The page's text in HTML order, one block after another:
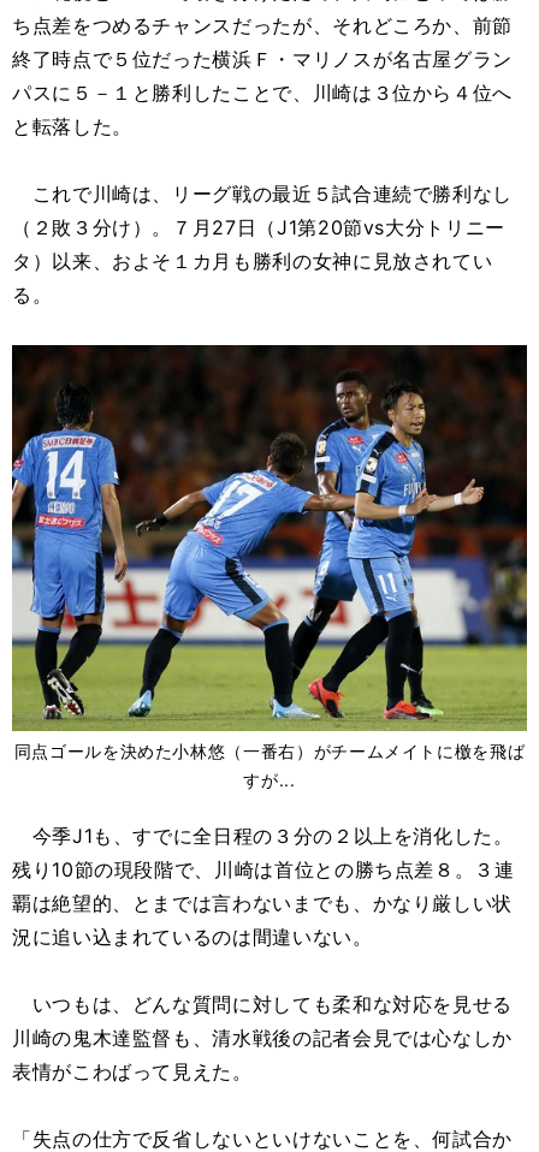
ち点差をつめるチャンスだったが、それどころか、前節
終了時点で５位だった横浜Ｆ・マリノスが名古屋グラン
パスに５－１と勝利したことで、川崎は３位から４位へ
と転落した。
これで川崎は、リーグ戦の最近５試合連続で勝利なし
（２敗３分け）。７月27日（J1第20節vs大分トリニー
タ）以来、およそ１カ月も勝利の女神に見放されてい
る。
同点ゴールを決めた小林悠（一番右）がチームメイトに檄を飛ば
すが...
今季J1も、すでに全日程の３分の２以上を消化した。
残り10節の現段階で、川崎は首位との勝ち点差８。３連
覇は絶望的、とまでは言わないまでも、かなり厳しい状
況に追い込まれているのは間違いない。
いつもは、どんな質問に対しても柔和な対応を見せる
川崎の鬼木達監督も、清水戦後の記者会見では心なしか
表情がこわばって見えた。
「失点の仕方で反省しないといけないことを、何試合か